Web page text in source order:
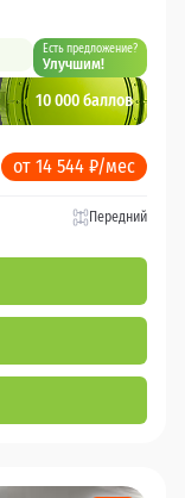
Есть предложение?
Улучшим!
10 000 баллов
от 14 544 ₽/мес
Передний